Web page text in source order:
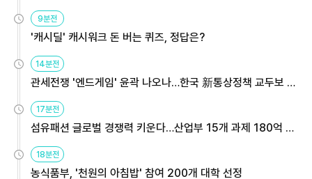
9분전
'캐시딜' 캐시워크 돈 버는 퀴즈, 정답은?
14분전
관세전쟁 '엔드게임' 윤곽 나오나…한국 新통상정책 교두보 활
용해야
17분전
섬유패션 글로벌 경쟁력 키운다…산업부 15개 과제 180억 지
원
18분전
농식품부, '천원의 아침밥' 참여 200개 대학 선정